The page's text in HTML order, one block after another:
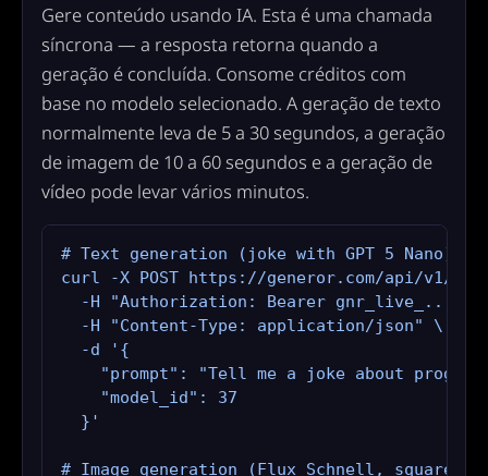
Gere conteúdo usando IA. Esta é uma chamada
síncrona — a resposta retorna quando a
geração é concluída. Consome créditos com
base no modelo selecionado. A geração de texto
normalmente leva de 5 a 30 segundos, a geração
de imagem de 10 a 60 segundos e a geração de
vídeo pode levar vários minutos.
# Text generation (joke with GPT 5 Nano)
curl -X POST https://generor.com/api/v1/
  -H "Authorization: Bearer gnr_live_..." \
  -H "Content-Type: application/json" \
  -d '{
"prompt": "Tell me a joke about
    "model_id": 37
  }'
# Image generation (Flux Schnell, square)